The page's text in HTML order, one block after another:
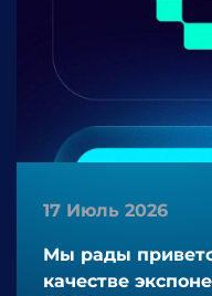
17 Июль 2026
Мы рады
качестве